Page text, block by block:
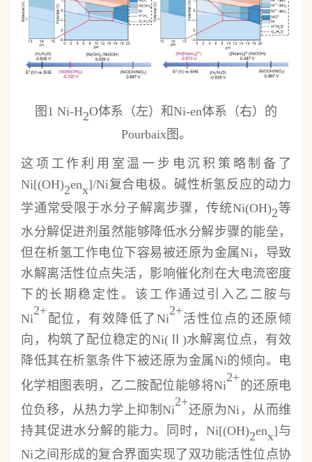
图1 Ni-H2O体系（左）和Ni-en体系（右）的
Pourbaix图。
这项工作利用室温一步电沉积策略制备了
Ni[(OH)2enx]/Ni复合电极。碱性析氢反应的动力
学通常受限于水分子解离步骤，传统Ni(OH)2等
水分解促进剂虽然能够降低水分解步骤的能垒，
但在析氢工作电位下容易被还原为金属Ni，导致
水解离活性位点失活，影响催化剂在大电流密度
下的长期稳定性。该工作通过引入乙二胺与
Ni
2+
配位，有效降低了Ni
2+
活性位点的还原倾
向，构筑了配位稳定的Ni(Ⅱ)水解离位点，有效
降低其在析氢条件下被还原为金属Ni的倾向。电
化学相图表明，乙二胺配位能够将Ni
2+
的还原电
位负移，从热力学上抑制Ni
2+
还原为Ni，从而维
持其促进水分解的能力。同时，Ni[(OH)2enx]与
Ni之间形成的复合界面实现了双功能活性位点协